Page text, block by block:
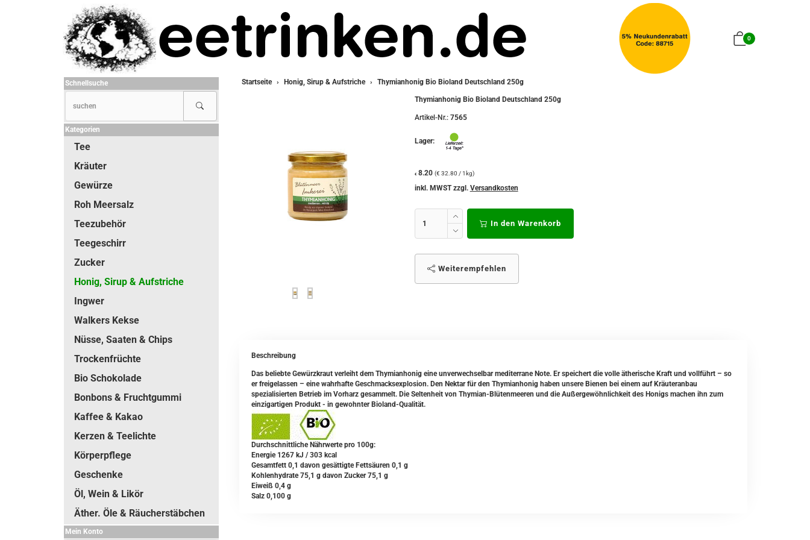
0
Startseite Honig, Sirup & Aufstriche Thymianhonig Bio Bioland Deutschland 250g
Thymianhonig Bio Bioland Deutschland 250g
Artikel-Nr.: 7565
Lager:
€ 8.20 (€ 32.80 / 1kg)
inkl. MWST zzgl. Versandkosten
In den Warenkorb
Weiterempfehlen
Beschreibung
Das beliebte Gewürzkraut verleiht dem Thymianhonig eine unverwechselbar mediterrane Note. Er speichert die volle ätherische Kraft und vollführt – so
er freigelassen – eine wahrhafte Geschmacksexplosion. Den Nektar für den Thymianhonig haben unsere Bienen bei einem auf Kräuteranbau
spezialisierten Betrieb im Vorharz gesammelt. Die Seltenheit von Thymian-Blütenmeeren und die Außergewöhnlichkeit des Honigs machen ihn zum
einzigartigen Produkt - in gewohnter Bioland-Qualität.
Durchschnittliche Nährwerte pro 100g:
Energie 1267 kJ / 303 kcal
Gesamtfett 0,1 davon gesättigte Fettsäuren 0,1 g
Kohlenhydrate 75,1 g davon Zucker 75,1 g
Eiweiß 0,4 g
Salz 0,100 g
Schnellsuche
Kategorien
Tee
Kräuter
Gewürze
Roh Meersalz
Teezubehör
Teegeschirr
Zucker
Honig, Sirup & Aufstriche
Ingwer
Walkers Kekse
Nüsse, Saaten & Chips
Trockenfrüchte
Bio Schokolade
Bonbons & Fruchtgummi
Kaffee & Kakao
Kerzen & Teelichte
Körperpflege
Geschenke
Öl, Wein & Likör
Äther. Öle & Räucherstäbchen
Mein Konto